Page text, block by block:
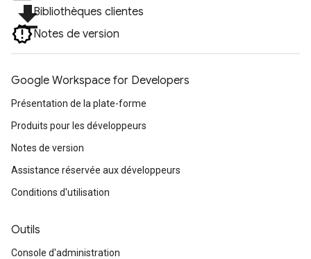
file_downloadBibliothèques clientes
Notes de version
Google Workspace for Developers
Présentation de la plate-forme
Produits pour les développeurs
Notes de version
Assistance réservée aux développeurs
Conditions d'utilisation
Outils
Console d'administration